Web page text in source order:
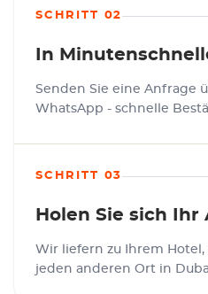
SCHRITT 02
In
Senden Sie eine Anfrage
WhatsApp - schnelle
SCHRITT 03
Holen Sie sich Ihr
Wir liefern zu Ihrem
jeden anderen Ort in